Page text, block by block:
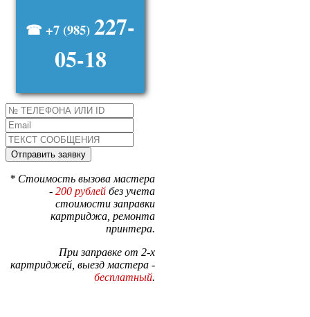
☎ +7 (985) 227-
05-18
* Стоимость вызова мастера
- 200 рублей без учета
стоимости заправки
картриджа, ремонта
принтера.
При заправке от 2-х
картриджей, выезд мастера -
бесплатный.